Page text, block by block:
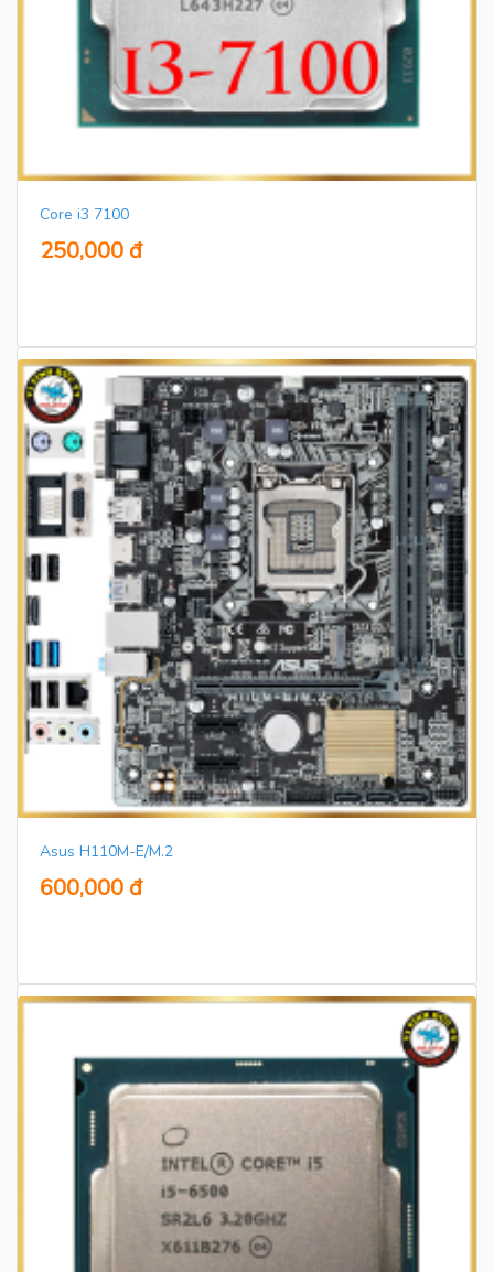
Core i3 7100
250,000 đ
Asus H110M-E/M.2
600,000 đ